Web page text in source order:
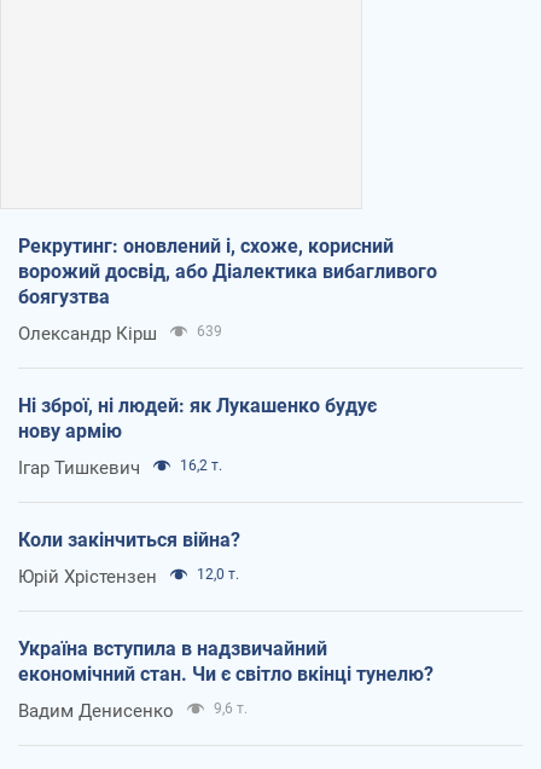
Рекрутинг: оновлений і, схоже, корисний
ворожий досвід, або Діалектика вибагливого
боягузтва
Олександр Кірш 639
Ні зброї, ні людей: як Лукашенко будує
нову армію
Ігар Тишкевич 16,2 т.
Коли закінчиться війна?
Юрій Хрістензен 12,0 т.
Україна вступила в надзвичайний
економічний стан. Чи є світло вкінці тунелю?
Вадим Денисенко 9,6 т.